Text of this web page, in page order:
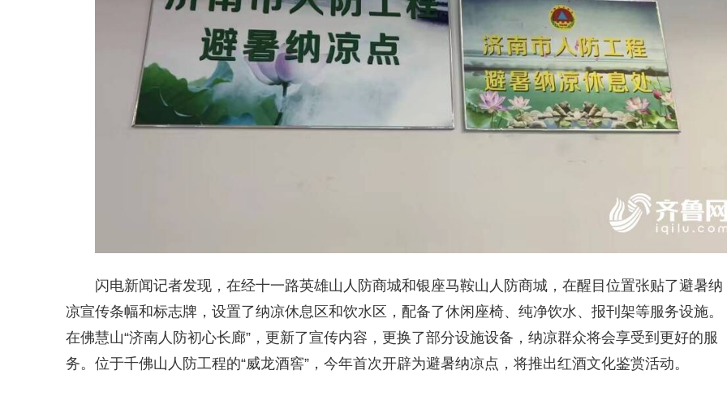
闪电新闻记者发现，在经十一路英雄山人防商城和银座马鞍山人防商城，在醒目位置张贴了避暑纳
凉宣传条幅和标志牌，设置了纳凉休息区和饮水区，配备了休闲座椅、纯净饮水、报刊架等服务设施。
在佛慧山“济南人防初心长廊”，更新了宣传内容，更换了部分设施设备，纳凉群众将会享受到更好的服
务。位于千佛山人防工程的“威龙酒窖”，今年首次开辟为避暑纳凉点，将推出红酒文化鉴赏活动。